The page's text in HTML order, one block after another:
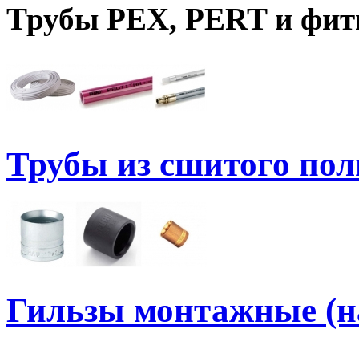
Трубы PEX, PERT и
Трубы из сшитого
Гильзы монтажные